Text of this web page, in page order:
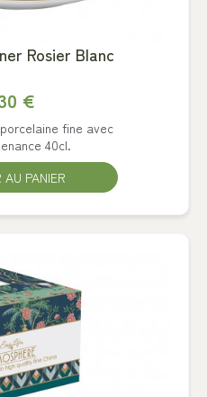
Rosier Blanc
€
fine avec
40cl.
PANIER